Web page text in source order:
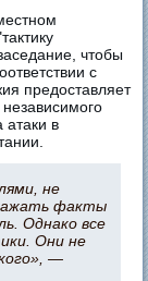
чтобы
с
предоставляет
атаки в
не
факты
Однако все
Они не
—